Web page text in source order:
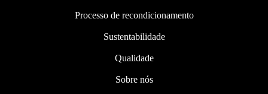
Processo de recondicionamento
Sustentabilidade
Qualidade
Sobre nós